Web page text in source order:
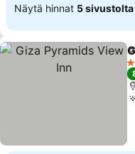
Näytä hinnat 5 sivustolta
3